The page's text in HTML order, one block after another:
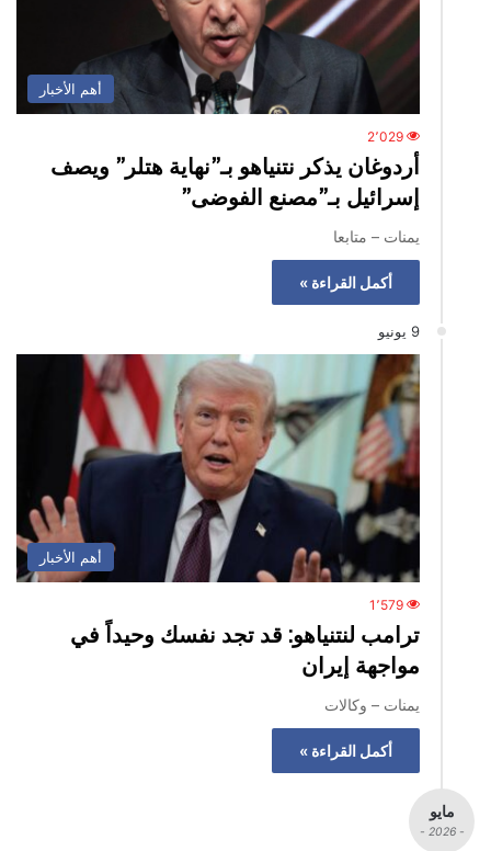
أهم الأخبار
2٬029
أردوغان يذكر نتنياهو بـ”نهاية هتلر” ويصف
إسرائيل بـ”مصنع الفوضى”
يمنات – متابعا
أكمل القراءة »
9 يونيو
أهم الأخبار
1٬579
ترامب لنتنياهو: قد تجد نفسك وحيداً في
مواجهة إيران
يمنات – وكالات
أكمل القراءة »
مايو
- 2026 -